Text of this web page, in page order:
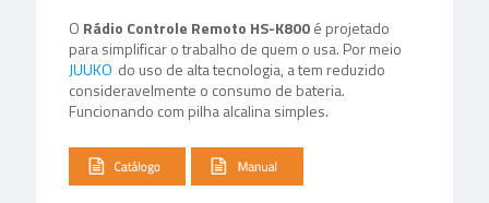
O Rádio Controle Remoto HS-K800é projetado
para simplificar o trabalho de quem o usa. Por meio
do uso de alta tecnologia, a
JUUKO
tem reduzido
consideravelmente o consumo de bateria.
Funcionando com pilha alcalina simples.